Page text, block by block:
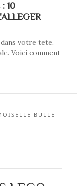
10
votre tete.
Voici comment
BULLE